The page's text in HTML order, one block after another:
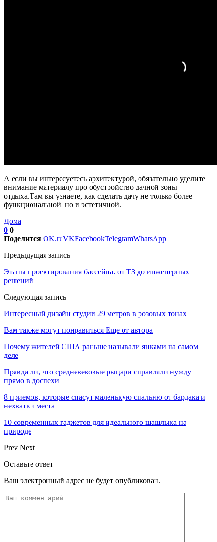
А если вы интересуетесь архитектурой, обязательно уделите
внимание материалу про обустройство дачной зоны
отдыха.Там вы узнаете, как сделать дачу не только более
функциональной, но и эстетичной.
Дома
0 0
Поделится OK.ruVKFacebookTelegramWhatsApp
Предыдущая запись
Этапы проектирования бассейна: от ТЗ до инженерных
решений
Следующая запись
Интересный дизайн студии 29 метров в розовых тонах
Вам также могут понравиться Еще от автора
Почему жителей США раньше называли янками на самом
деле
Правда ли, что средневековые рыцари справляли нужду
прямо в доспехи
8 приемов, которые спасут маленькую спальню от бардака и
нехватки места
10 современных гаджетов для идеального шашлыка на
природе
Prev Next
Оставьте ответ
Ваш электронный адрес не будет опубликован.